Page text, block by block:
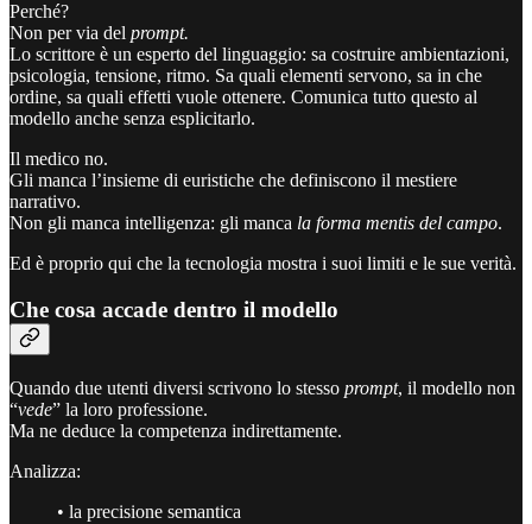
Perché?
Non per via del prompt.
Lo scrittore è un esperto del linguaggio: sa costruire ambientazioni,
psicologia, tensione, ritmo. Sa quali elementi servono, sa in che
ordine, sa quali effetti vuole ottenere. Comunica tutto questo al
modello anche senza esplicitarlo.
Il medico no.
Gli manca l’insieme di euristiche che definiscono il mestiere
narrativo.
Non gli manca intelligenza: gli manca la forma mentis del campo.
Ed è proprio qui che la tecnologia mostra i suoi limiti e le sue verità.
Che cosa accade dentro il modello
Quando due utenti diversi scrivono lo stesso prompt, il modello non
“vede” la loro professione.
Ma ne deduce la competenza indirettamente.
Analizza:
• la precisione semantica